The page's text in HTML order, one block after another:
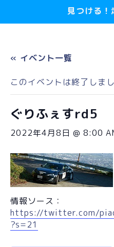
見つける！
« イベント一覧
このイベントは終了しまし
ぐりふぇすrd5
2022年4月8日 @ 8:00
情報ソース：
https://twitter.com/
?s=21